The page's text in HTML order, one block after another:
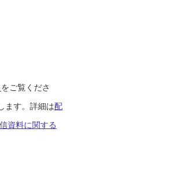
をご覧くださ
ます。詳細は配
資料に関する